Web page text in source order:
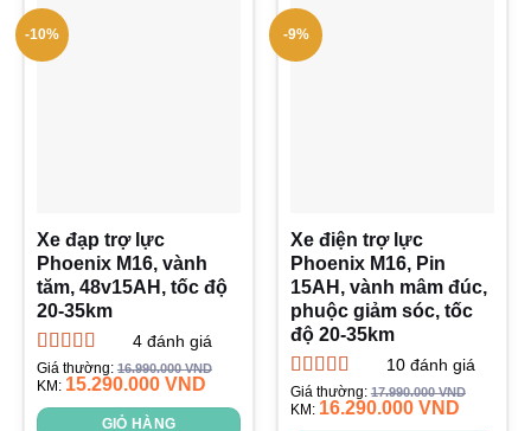
-10%
Xe đạp trợ lực
Phoenix M16, vành
tăm, 48v15AH, tốc độ
20-35km
Được xếp
hạng5.005
sao
4đánh giá
Giá thường:16.990.000VND
KM: 15.290.000 VND
GIỎ HÀNG
-9%
Xe điện trợ lực
Phoenix M16, Pin
15AH, vành mâm đúc,
phuộc giảm sóc, tốc
độ 20-35km
Được xếp
hạng5.005
10đánh giá
Giá thường:17.990.000VND
KM: 16.290.000 VND